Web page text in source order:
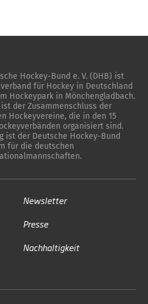
Hockey-Bund e. V. (DHB) ist
für Hockey in Deutschland
Hockeypark in Mönchengladbach.
ist der Zusammenschluss der
Hockeyvereine, die in den 15
organisiert sind.
ist der Deutsche Hockey-Bund
für die deutschen
Newsletter
Presse
Nachhaltigkeit